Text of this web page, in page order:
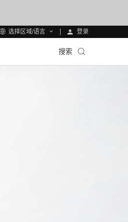
选择区域/语言 登录
搜索